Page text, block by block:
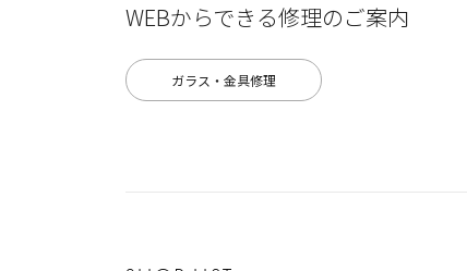
WEBからできる修理のご案内
ガラス・金具修理